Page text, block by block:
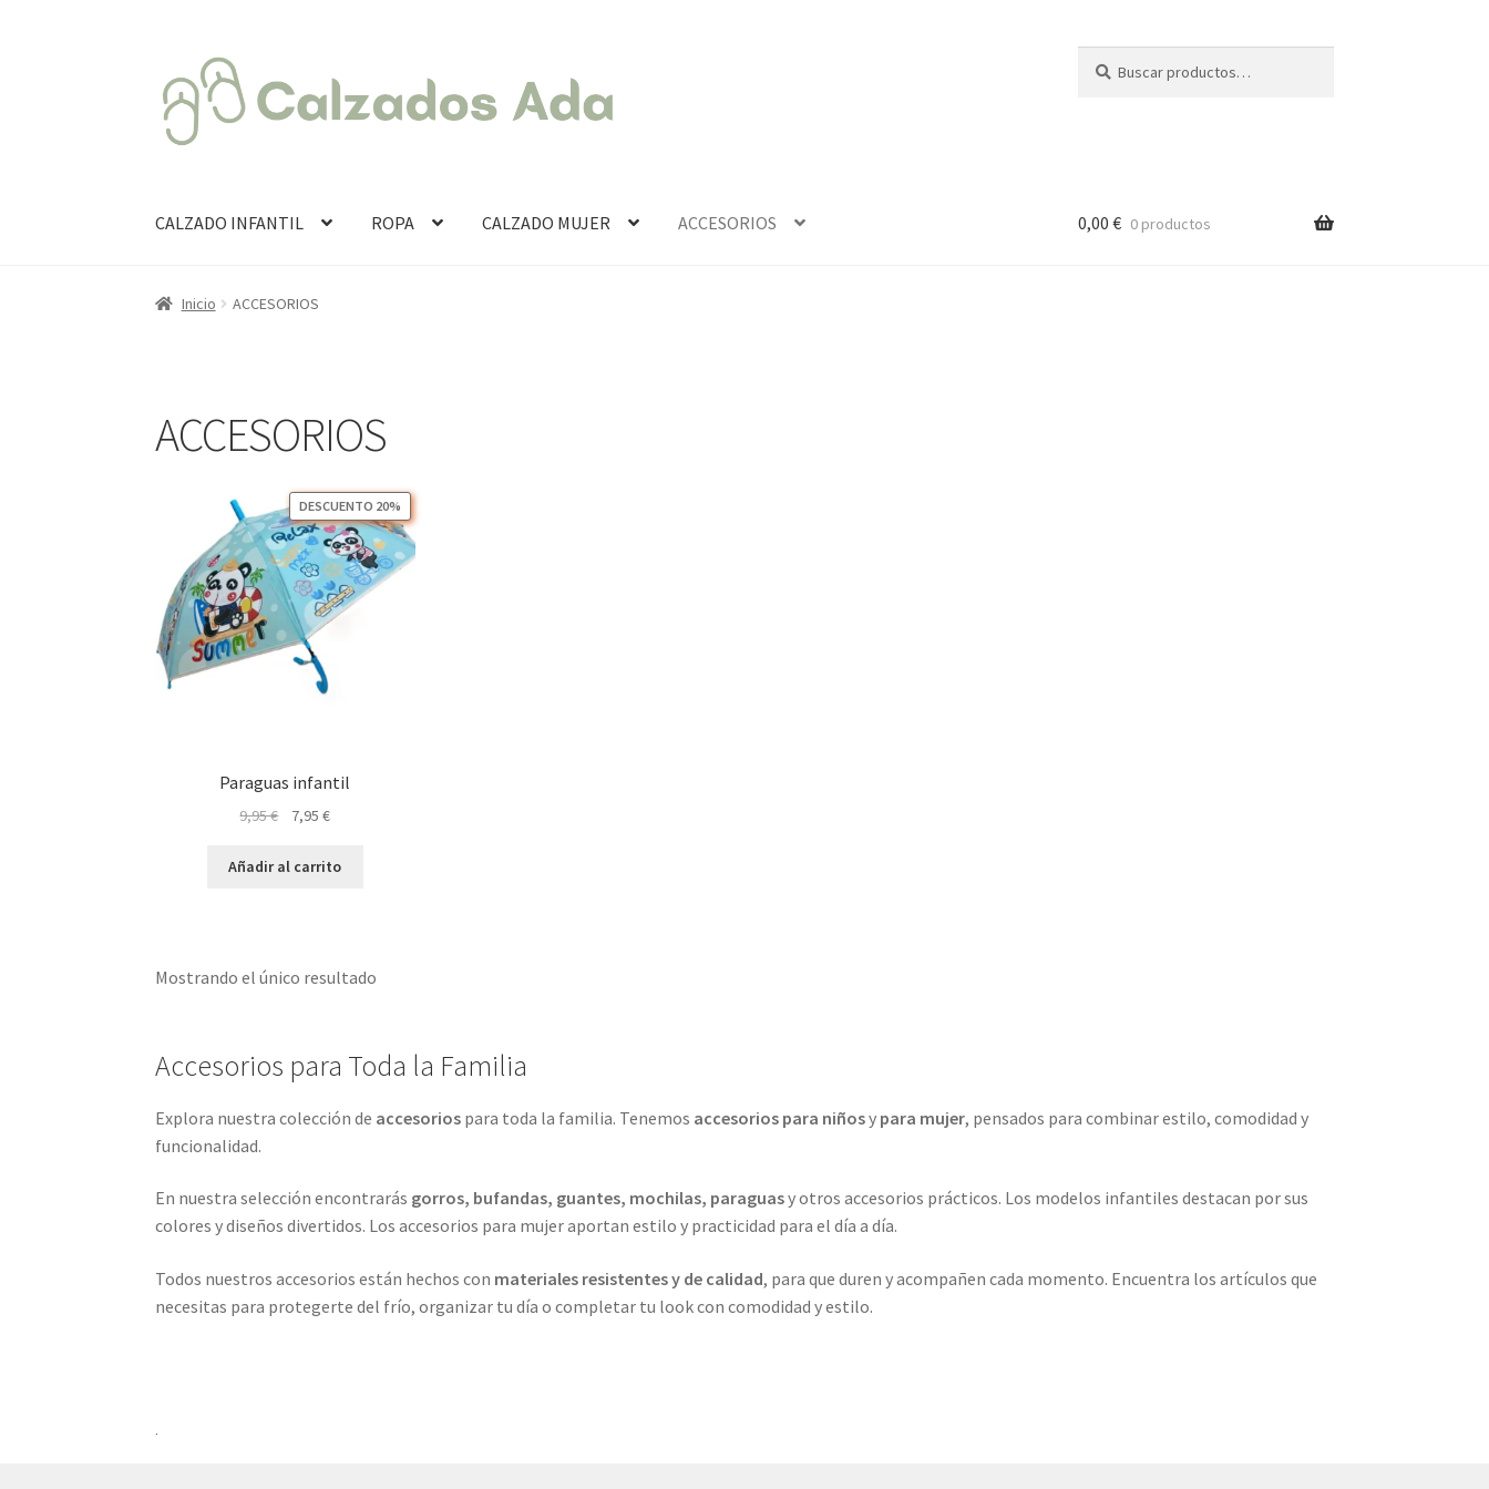
a
la
navegación
al
contenido
por:
CALZADO INFANTIL ROPA CALZADO MUJER ACCESORIOS 0,00 € 0 productos
Inicio ACCESORIOS
ACCESORIOS
Paraguas infantil
DESCUENTO 20%
9,95€
original
7,95€El
actual
Añadir al carrito
Mostrando el único resultado
Accesorios para Toda la Familia
Explora nuestra colección de accesorios para toda la familia. Tenemos accesorios para niñosy para mujer, pensados para combinar estilo, comodidad y
funcionalidad.
En nuestra selección encontrarás gorros, bufandas, guantes, mochilas, paraguasy otros accesorios prácticos. Los modelos infantiles destacan por sus
colores y diseños divertidos. Los accesorios para mujer aportan estilo y practicidad para el día a día.
Todos nuestros accesorios están hechos con materiales resistentes y de calidad, para que duren y acompañen cada momento. Encuentra los artículos que
necesitas para protegerte del frío, organizar tu día o completar tu look con comodidad y estilo.
.